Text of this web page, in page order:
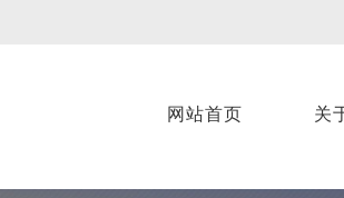
网站首页 关